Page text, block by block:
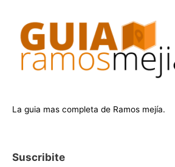
La guia mas completa de Ramos mejía.
Suscribite